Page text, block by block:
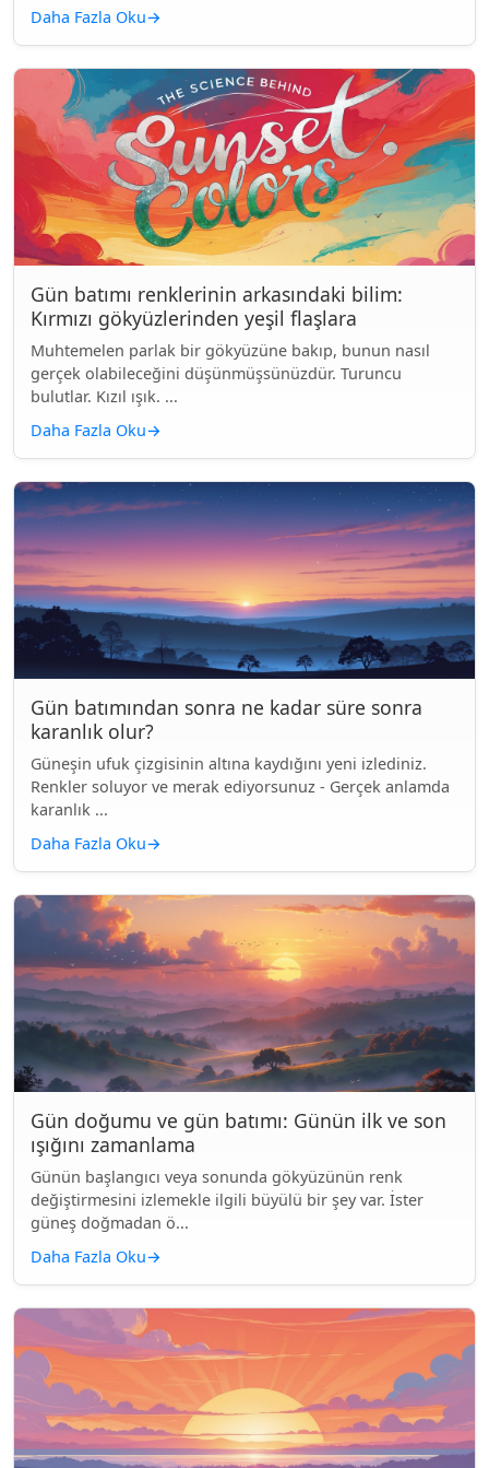
Daha Fazla Oku→
Gün batımı renklerinin arkasındaki bilim:
Kırmızı gökyüzlerinden yeşil flaşlara
Muhtemelen parlak bir gökyüzüne bakıp, bunun nasıl
gerçek olabileceğini düşünmüşsünüzdür. Turuncu
bulutlar. Kızıl ışık. ...
Daha Fazla Oku→
Gün batımından sonra ne kadar süre sonra
karanlık olur?
Güneşin ufuk çizgisinin altına kaydığını yeni izlediniz.
Renkler soluyor ve merak ediyorsunuz - Gerçek anlamda
karanlık ...
Daha Fazla Oku→
Gün doğumu ve gün batımı: Günün ilk ve son
ışığını zamanlama
Günün başlangıcı veya sonunda gökyüzünün renk
değiştirmesini izlemekle ilgili büyülü bir şey var. İster
güneş doğmadan ö...
Daha Fazla Oku→